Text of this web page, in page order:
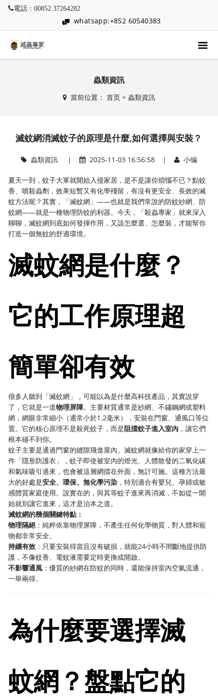
電話：00852 37264282
whatsapp:+852 60540383
蟲類資訊
當前位置： 首页> 蟲類資訊
滅蚊網消滅蚊子的原理是什麼,如何選擇與安裝？
蟲類資訊| 2025-11-03 16:56:58 | 小编
夏天一到，蚊子大軍就開始入侵家居，是不是讓你煩惱不已？點蚊
香、噴殺蟲劑，效果短暫又有化學殘留，有沒有更安全、長效的滅
蚊方法呢？其實，「滅蚊網」——也就是我們常說的防蚊紗網、防
蚊網——就是一種物理防蚊的利器。今天，「殺蟲專家」就來深入
聊聊，滅蚊網到底如何發揮作用，又該怎麼選、怎麼裝，才能幫你
打造一個無蚊的舒適環境。
滅蚊網是什麼？
它的工作原理超
簡單卻有效
很多人聽到「滅蚊網」，可能以為是什麼高科技產品，其實說穿
了，它就是一道物理屏障。主要材質通常是紗網、不鏽鋼網或塑料
網，網眼非常細小（通常小於1.2毫米），安裝在門窗、通風口等位
置。它的核心原理不是殺死蚊子，而是阻擋蚊子進入室內 ，讓它們
根本碰不到你。
蚊子主要是通過門窗的縫隙飛進屋內。滅蚊網就像給你的家穿上一
件「隱形防護衣」，蚊子即使被室內的燈光、人體散發的二氧化碳
和氣味吸引過來，也會被這層網擋在外面，無計可施。這種方法最
大的好處是安全、環保、無化學污染 ，特別適合有嬰兒、孕婦或敏
感體質家庭使用。說實在的，與其等蚊子進來再消滅，不如從一開
始就別讓它進來，這才是治本之道。
滅蚊網的幾個關鍵特點：
物理隔絕 ：純粹依靠物理屏障，不產生任何化學物質，對人體和寵
物都非常安全。
持續有效 ：只要安裝得當且沒有破損，就能24小時不間斷地提供防
護，不像蚊香、電蚊液需要定時更換或開啟。
不影響通風 ：優質的紗網在防蚊的同時，還能保持室內空氣流通，
一舉兩得。
為什麼要選擇滅
蚊網？盤點它的